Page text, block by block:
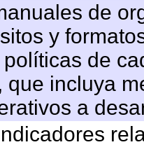
de
y
de
que incluya
a